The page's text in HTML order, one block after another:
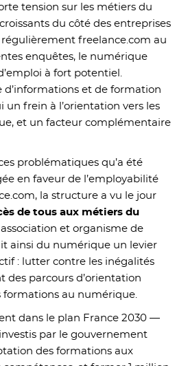
tension sur les métiers du
du côté des entreprises
freelance.com au
enquêtes, le numérique
à fort potentiel.
d’informations et de formation
un frein à l’orientation vers les
et un facteur complémentaire
problématiques qu’a été
en faveur de l’employabilité
la structure a vu le jour
de tous aux métiers du
association et organisme de
ainsi du numérique un levier
: lutter contre les inégalités
des parcours d’orientation
formations au numérique.
dans le plan France 2030 —
par le gouvernement
des formations aux